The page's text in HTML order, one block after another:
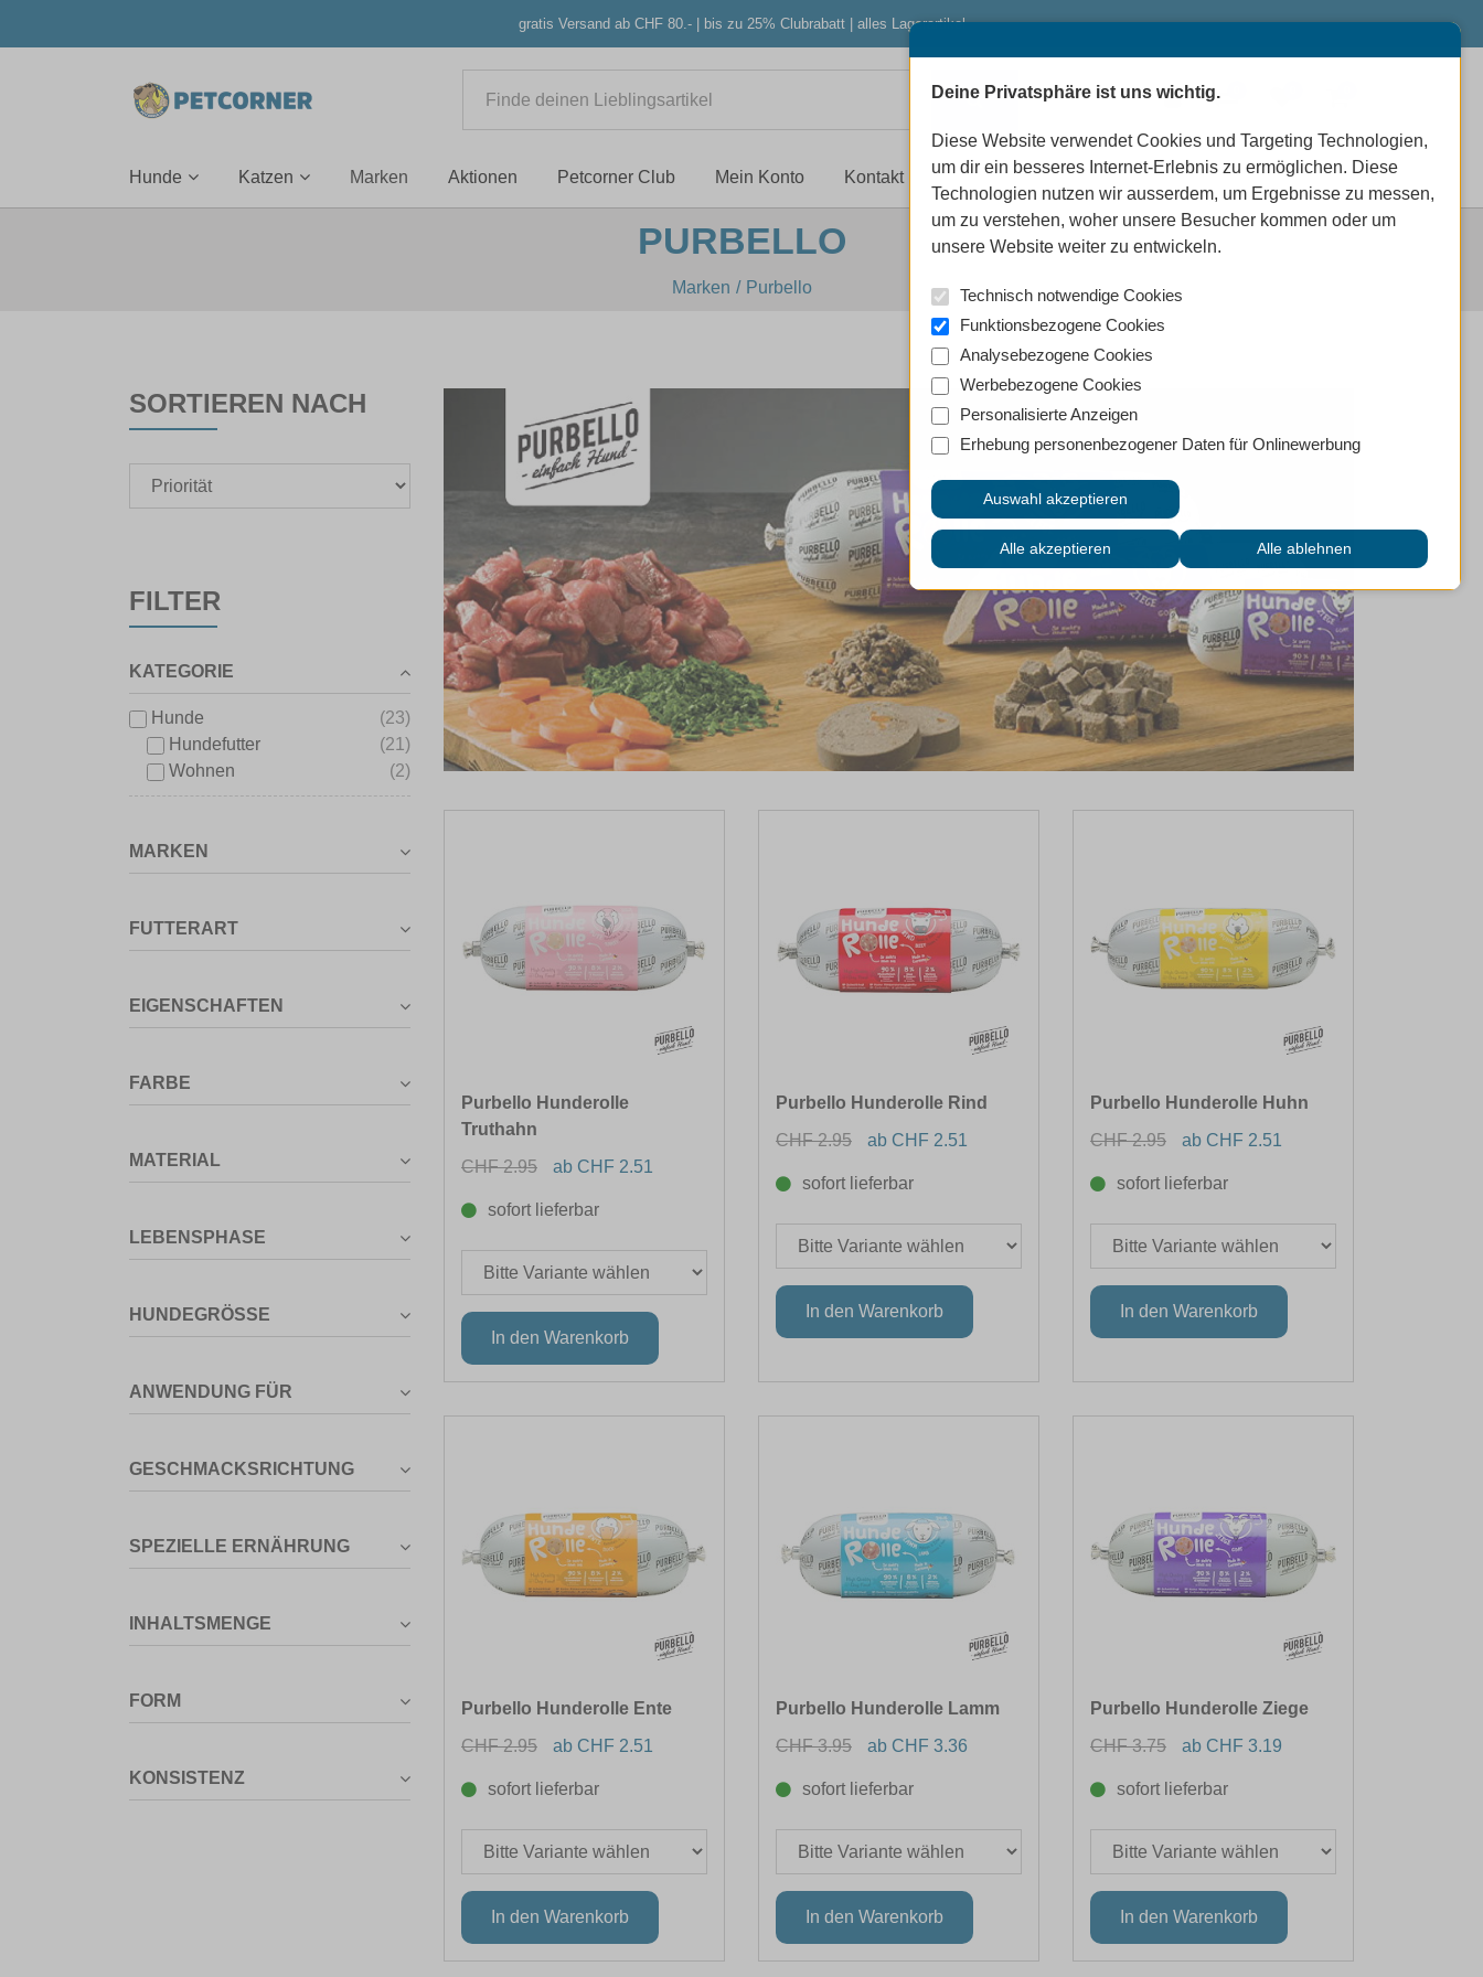
gratis Versand ab CHF 80.- | bis zu 25% Clubrabatt | alles Lagerartikel
Hunde Katzen Marken Aktionen Petcorner Club Mein Konto Kontakt
PURBELLO
Marken Purbello
SORTIEREN NACH
FILTER
KATEGORIE
Hunde
(23)
Hundefutter
(21)
Wohnen
(2)
MARKEN
FUTTERART
EIGENSCHAFTEN
FARBE
MATERIAL
LEBENSPHASE
HUNDEGRÖSSE
ANWENDUNG FÜR
GESCHMACKSRICHTUNG
SPEZIELLE ERNÄHRUNG
INHALTSMENGE
FORM
KONSISTENZ
Purbello Hunderolle
Truthahn
CHF 2.95
ab CHF 2.51
sofort lieferbar
Purbello Hunderolle Rind
CHF 2.95
ab CHF 2.51
sofort lieferbar
Purbello Hunderolle Huhn
CHF 2.95
ab CHF 2.51
sofort lieferbar
Purbello Hunderolle Ente
CHF 2.95
ab CHF 2.51
sofort lieferbar
Purbello Hunderolle Lamm
CHF 3.95
ab CHF 3.36
sofort lieferbar
Purbello Hunderolle Ziege
CHF 3.75
ab CHF 3.19
sofort lieferbar
Deine Privatsphäre ist uns wichtig.
Diese Website verwendet Cookies und Targeting Technologien,
um dir ein besseres Internet-Erlebnis zu ermöglichen. Diese
Technologien nutzen wir ausserdem, um Ergebnisse zu messen,
um zu verstehen, woher unsere Besucher kommen oder um
unsere Website weiter zu entwickeln.
Technisch notwendige Cookies
Funktionsbezogene Cookies
Analysebezogene Cookies
Werbebezogene Cookies
Personalisierte Anzeigen
Erhebung personenbezogener Daten für Onlinewerbung